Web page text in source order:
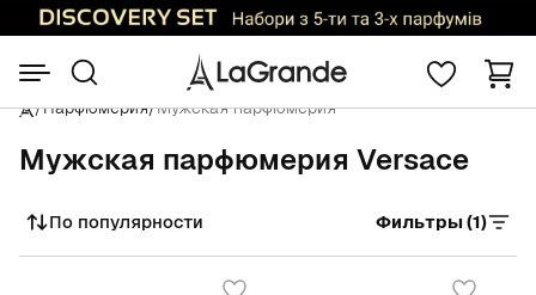
/Парфюмерия/Мужская парфюмерия
Мужская парфюмерия Versace
Сортировать
По популярности Фильтры (1)